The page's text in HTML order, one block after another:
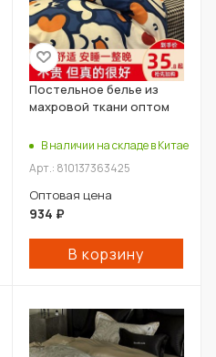
Постельное белье из
махровой ткани оптом
В наличии на складе в Китае
Арт.: 810137363425
Оптовая цена
934 ₽
В корзину